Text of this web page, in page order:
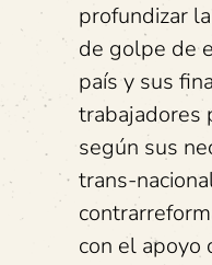
profundizar
de golpe de
país y sus
trabajadores
según sus
trans-
con el apoyo